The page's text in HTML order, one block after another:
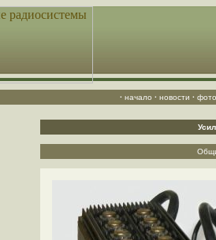
· начало · новости ·